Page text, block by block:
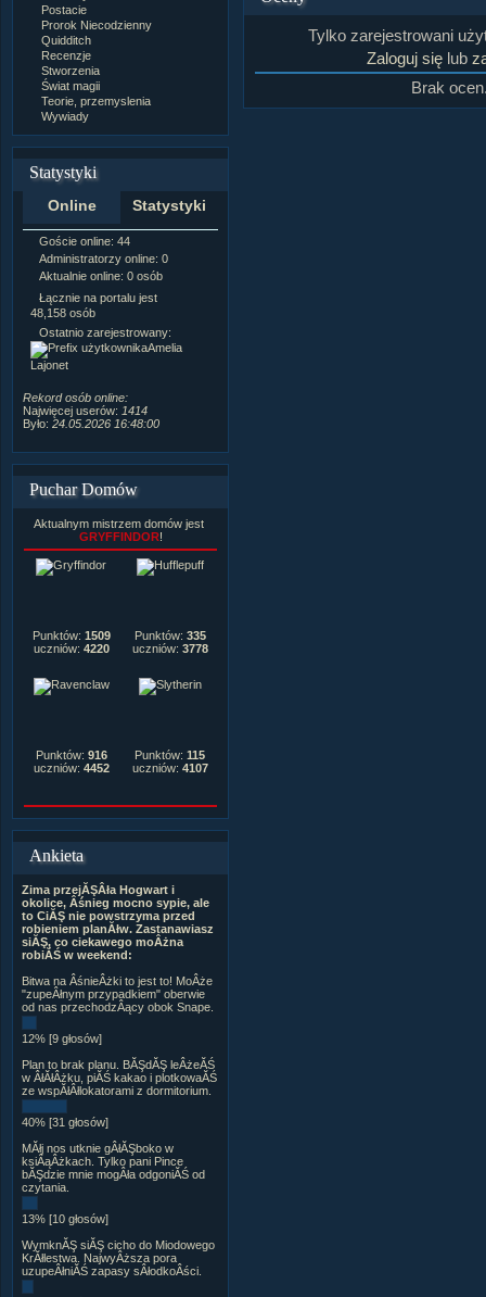
Postacie
Prorok Niecodzienny
Quidditch
Recenzje
Stworzenia
Świat magii
Teorie, przemyslenia
Wywiady
Statystyki
Online Statystyki
Goście online: 44
Administratorzy online: 0
Aktualnie online: 0 osób
Łącznie na portalu jest
48,158 osób
Ostatnio zarejestrowany:
Amelia
Lajonet
Rekord osób online:
Najwięcej userów: 1414
Było: 24.05.2026 16:48:00
Puchar Domów
Aktualnym mistrzem domów jest
GRYFFINDOR!
Punktów: 1509
uczniów: 4220
Punktów: 335
uczniów: 3778
Punktów: 916
uczniów: 4452
Punktów: 115
uczniów: 4107
Ankieta
Zima przejĂŞÂła Hogwart i
okolice, Âśnieg mocno sypie, ale
to CiĂŞ nie powstrzyma przed
robieniem planĂłw. Zastanawiasz
siĂŞ, co ciekawego moÂżna
robiĂŚ w weekend:
Bitwa na ÂśnieÂżki to jest to! MoÂże
"zupeÂłnym przypadkiem" oberwie
od nas przechodzÂący obok Snape.
12% [9 głosów]
Plan to brak planu. BĂŞdĂŞ leÂżeĂŚ
w ÂłĂłÂżku, piĂŚ kakao i plotkowaĂŚ
ze wspĂłÂłlokatorami z dormitorium.
40% [31 głosów]
MĂłj nos utknie gÂłĂŞboko w
ksiÂąÂżkach. Tylko pani Pince
bĂŞdzie mnie mogÂła odgoniĂŚ od
czytania.
13% [10 głosów]
WymknĂŞ siĂŞ cicho do Miodowego
KrĂłlestwa. NajwyÂższa pora
uzupeÂłniĂŚ zapasy sÂłodkoÂści.
Tylko zarejestrowani
Zaloguj się lub
Brak